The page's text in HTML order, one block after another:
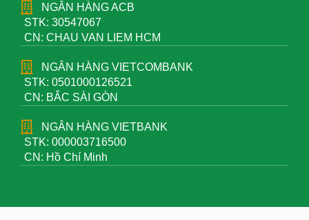
NGÂN HÀNG ACB
STK: 30547067
CN: CHAU VAN LIEM HCM
NGÂN HÀNG VIETCOMBANK
STK: 0501000126521
CN: BẮC SÀI GÒN
NGÂN HÀNG VIETBANK
STK: 000003716500
CN: Hồ Chí Minh